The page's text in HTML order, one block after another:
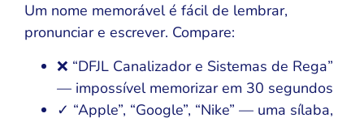
Um nome memorável é fácil de lembrar,
pronunciar e escrever. Compare:
❌ “DFJL Canalizador e Sistemas de Rega”
— impossível memorizar em 30 segundos
✓ “Apple”, “Google”, “Nike” — uma sílaba,